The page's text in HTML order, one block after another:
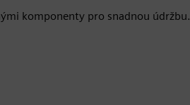
komponenty pro snadnou údržbu.